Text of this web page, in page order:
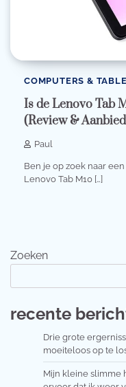
COMPUTERS &
Is de Lenovo Tab
(Review &
Paul
Ben je op zoek naar
Lenovo Tab M10 […]
Zoeken
recente
Drie grote
moeiteloos op te
Mijn kleine slimme